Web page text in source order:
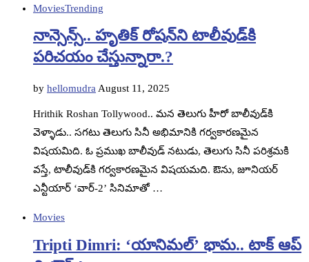
MoviesTrending
నాన్సెన్స్.. హృతిక్ రోషన్‌ని టాలీవుడ్‌కి
పరిచయం చేస్తున్నారా.?
by hellomudra August 11, 2025
Hrithik Roshan Tollywood.. మన తెలుగు హీరో బాలీవుడ్‌కి
వెళ్ళాడు.. సగటు తెలుగు సినీ అభిమానికి గర్వకారణమైన
విషయమిది. ఓ ప్రముఖ బాలీవుడ్ నటుడు, తెలుగు సినీ పరిశ్రమకి
వస్తే, టాలీవుడ్‌కి గర్వకారణమైన విషయమది. ఔను, జూనియర్
ఎన్టీయార్ ‘వార్-2’ సినిమాతో …
Movies
Tripti Dimri: ‘యానిమల్’ భామ.. టాక్ ఆప్